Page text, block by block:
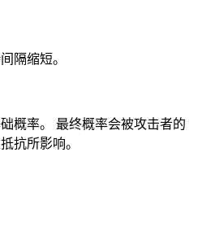
隔缩短。
概率。 最终概率会被攻击者的
抗所影响。